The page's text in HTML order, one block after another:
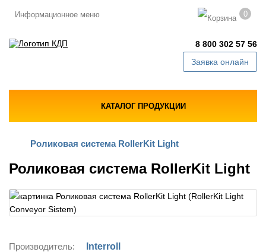
Информационное меню 0
8 800 302 57 56
Заявка онлайн
КАТАЛОГ ПРОДУКЦИИ
Роликовая система RollerKit Light
Роликовая система RollerKit Light
Производитель: Interroll